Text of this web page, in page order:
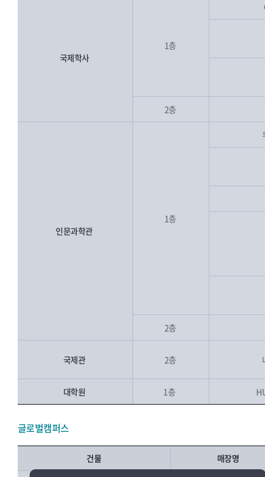
국제학사
1층
2층
인문과학관
1층
2층
국제관 2층
대학원 1층
글로벌캠퍼스
건물 매장명